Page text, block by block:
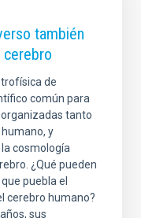
también
cerebro
de
común para
tanto
y
cosmología
¿Qué pueden
puebla el
cerebro humano?
sus